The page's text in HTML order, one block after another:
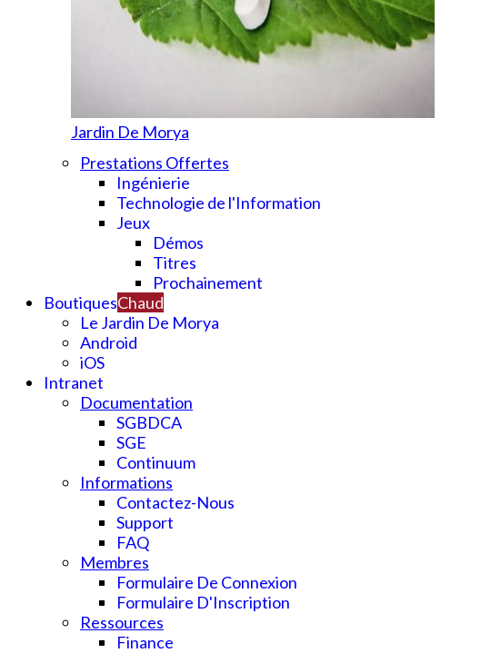
Jardin De Morya
Prestations Offertes
Ingénierie
Technologie de l'Information
Jeux
Démos
Titres
Prochainement
BoutiquesChaud
Le Jardin De Morya
Android
iOS
Intranet
Documentation
SGBDCA
SGE
Continuum
Informations
Contactez-Nous
Support
FAQ
Membres
Formulaire De Connexion
Formulaire D'Inscription
Ressources
Finance